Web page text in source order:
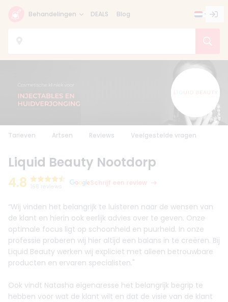
Behandelingen DEALS Blog
Tarieven Artsen Reviews Veelgestelde vragen
Liquid Beauty Nootdorp
4.8
Schrijf een review
“Wij vinden het belangrijk te luisteren naar de wensen van
de klant en hierin ook eerlijk advies over te geven. Onze
optimale focus ligt op schoonheid en puurheid. In onze
professie proberen wij hier altijd een balans in te creëren. Bij
Liquid Beauty werken wij expliciet met alleen betrouwbare
producten en ervaren specialisten."
Ook vindt Natasha eigenaresse het belangrijk begrip te
hebben voor wat de klant wilt en dat de visie van de klant